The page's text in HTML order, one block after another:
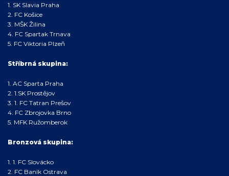
1. SK Slavia Praha
2. FC Košice
3. MŠK Žilina
4. FC Spartak Trnava
5. FC Viktoria Plzeň
Stříbrná skupina:
1. AC Sparta Praha
2. 1.SK Prostějov
3. 1. FC Tatran Prešov
4. FC Zbrojovka Brno
5. MFK Ružomberok
Bronzová skupina:
1. 1. FC Slovácko
2. FC Baník Ostrava